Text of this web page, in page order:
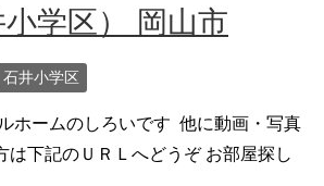
学区） 岡山市
石井小学区
ホームのしろいです 他に動画・写真
は下記のＵＲＬへどうぞ お部屋探し